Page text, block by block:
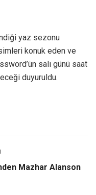
yaz sezonu
konuk eden ve
salı günü saat
duyuruldu.
Mazhar Alanson